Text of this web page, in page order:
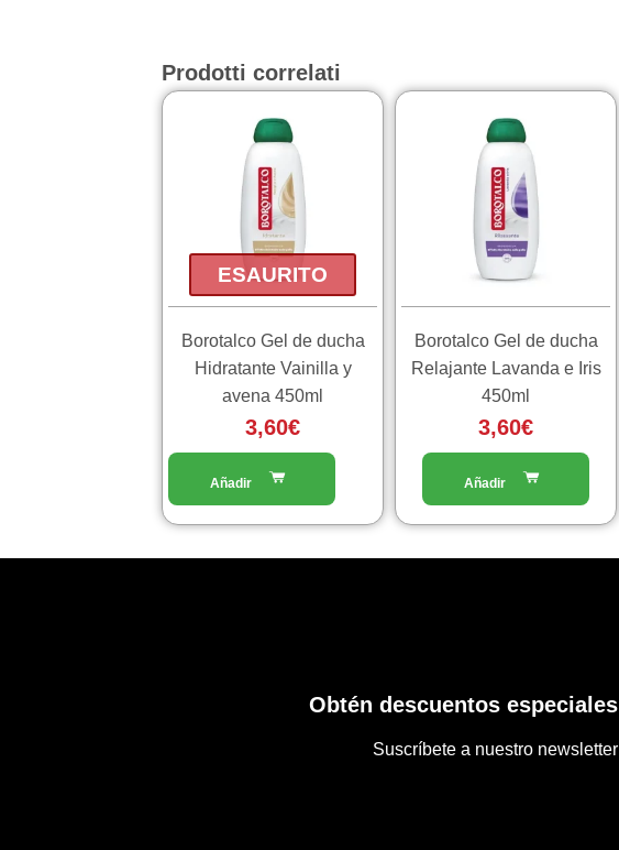
Prodotti correlati
ESAURITO
Borotalco Gel de ducha
Hidratante Vainilla y
avena 450ml
3,60€
Borotalco Gel de ducha
Relajante Lavanda e Iris
450ml
3,60€
Obtén descuentos especiales
Suscríbete a nuestro newsletter